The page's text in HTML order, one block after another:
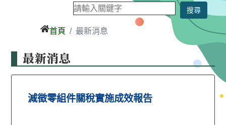
首頁 最新消息
最新消息
減徵零組件關稅實施成效報告